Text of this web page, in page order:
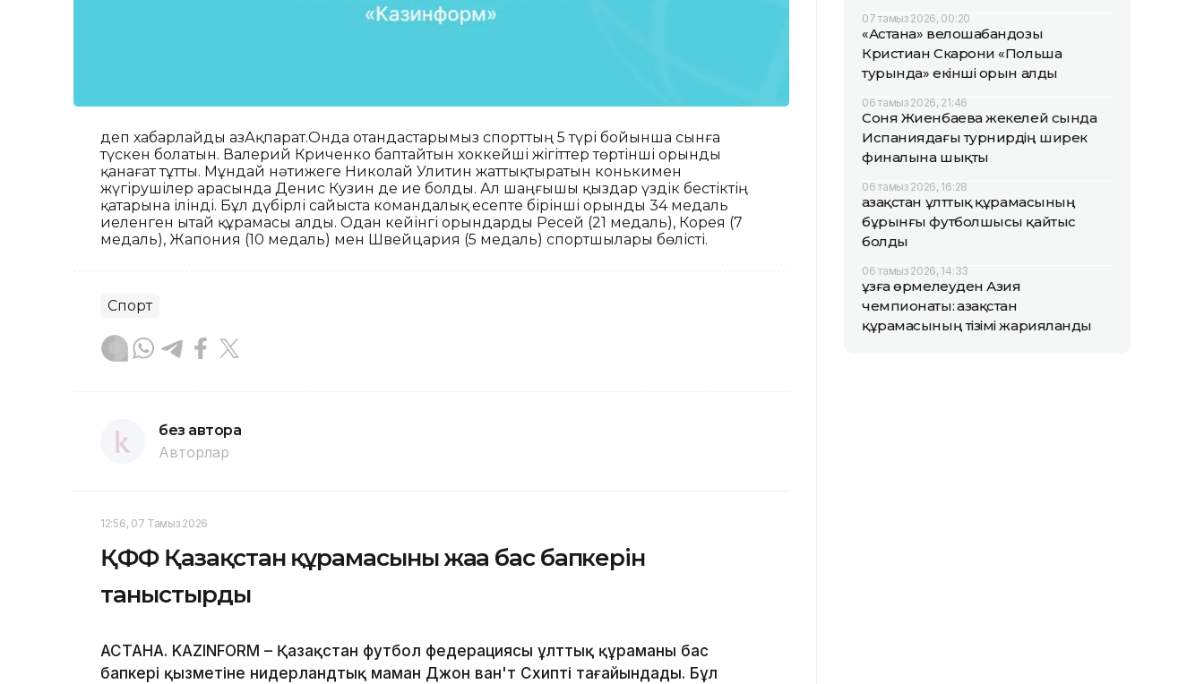
деп хабарлайды ҚазАқпарат.Онда отандастарымыз спорттың 5 түрі бойынша сынға
түскен болатын. Валерий Криченко баптайтын хоккейші жігіттер төртінші орынды
қанағат тұтты. Мұндай нәтижеге Николай Улитин жаттықтыратын конькимен
жүгірушілер арасында Денис Кузин де ие болды. Ал шаңғышы қыздар үздік бестіктің
қатарына ілінді. Бұл дүбірлі сайыста командалық есепте бірінші орынды 34 медаль
иеленген Қытай құрамасы алды. Одан кейінгі орындарды Ресей (21 медаль), Корея (7
медаль), Жапония (10 медаль) мен Швейцария (5 медаль) спортшылары бөлісті.
Спорт
без автора
Авторлар
12:56, 07 Тамыз 2026
ҚФФ Қазақстан құрамасының жаңа бас бапкерін
таныстырды
АСТАНА. KAZINFORM – Қазақстан футбол федерациясы ұлттық құраманың бас
бапкері қызметіне нидерландтық маман Джон ван'т Схипті тағайындады. Бұл
07 тамыз 2026, 00:20
«Астана» велошабандозы
Кристиан Скарони «Польша
турында» екінші орын алды
06 тамыз 2026, 21:46
Соня Жиенбаева жекелей сында
Испаниядағы турнирдің ширек
финалына шықты
06 тамыз 2026, 16:28
Қазақстан ұлттық құрамасының
бұрынғы футболшысы қайтыс
болды
06 тамыз 2026, 14:33
Құзға өрмелеуден Азия
чемпионаты: Қазақстан
құрамасының тізімі жарияланды